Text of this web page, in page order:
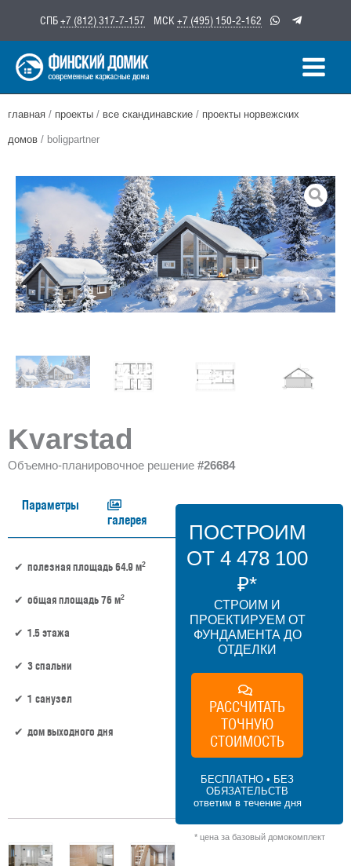
содержимому
СПБ+7 (812) 317-7-157 МСК +7 (495) 150-2-162
главная / проекты / все скандинавские / проекты норвежских
домов / boligpartner
Kvarstad
Объемно-планировочное решение #26684
Параметры
галерея
полезная площадь 64.9 м2
общая площадь 76 м2
1.5 этажа
3 спальни
1 санузел
дом выходного дня
ПОСТРОИМ
ОТ 4 478 100
₽*
СТРОИМ И
ПРОЕКТИРУЕМ ОТ
ФУНДАМЕНТА ДО
ОТДЕЛКИ
РАССЧИТАТЬ
ТОЧНУЮ
СТОИМОСТЬ
БЕСПЛАТНО • БЕЗ
ОБЯЗАТЕЛЬСТВ
ответим в течение дня
* цена за базовый домокомплект